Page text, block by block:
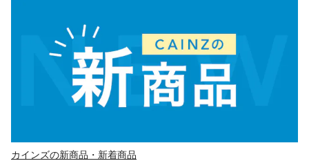
カインズの新商品・新着商品